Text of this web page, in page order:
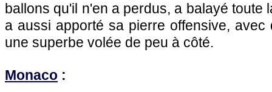
ballons qu'il n'en a perdus, a balayé toute
a aussi apporté sa pierre offensive,
une superbe volée de peu à côté.
Monaco :